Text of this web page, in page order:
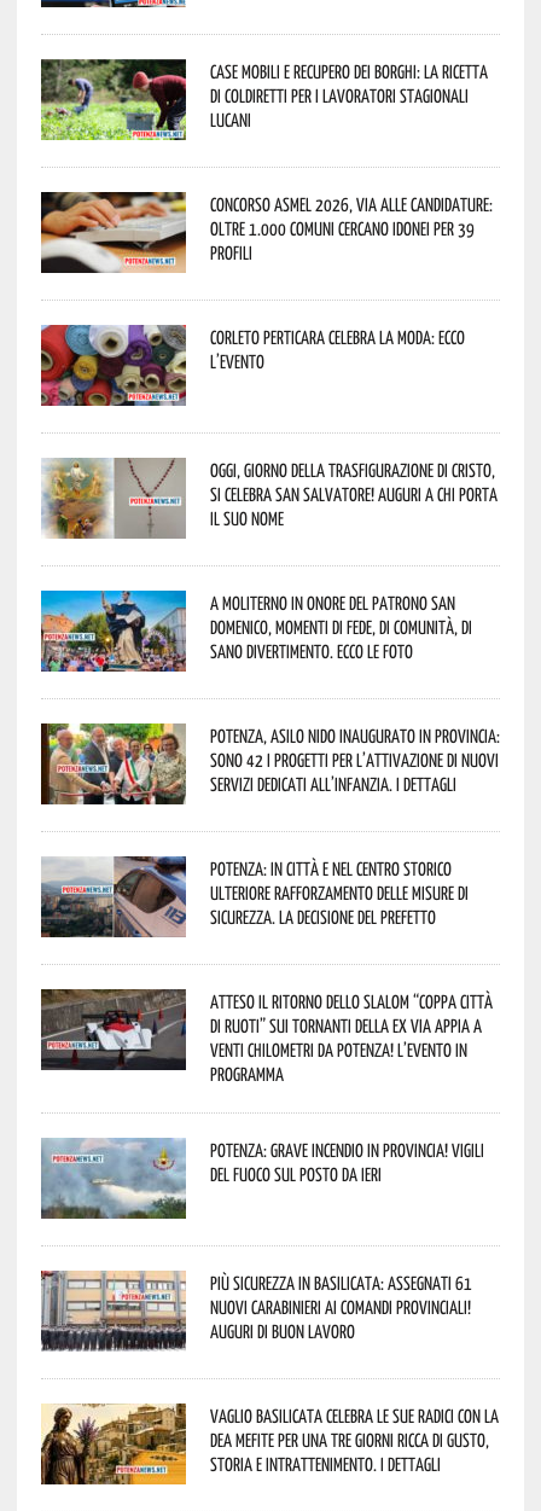
Case mobili e recupero dei borghi: la ricetta
di Coldiretti per i lavoratori stagionali
lucani
Concorso Asmel 2026, via alle candidature:
oltre 1.000 Comuni cercano idonei per 39
profili
Corleto Perticara celebra la moda: ecco
l’evento
Oggi, giorno della Trasfigurazione di Cristo,
si celebra San Salvatore! Auguri a chi porta
il suo nome
A Moliterno in onore del Patrono San
Domenico, momenti di fede, di comunità, di
sano divertimento. Ecco le foto
Potenza, asilo nido inaugurato in provincia:
sono 42 i progetti per l’attivazione di nuovi
servizi dedicati all’infanzia. I dettagli
Potenza: in città e nel centro storico
ulteriore rafforzamento delle misure di
sicurezza. La decisione del Prefetto
Atteso il ritorno dello slalom “Coppa Città
di Ruoti” sui tornanti della ex via Appia a
venti chilometri da Potenza! L’evento in
programma
Potenza: grave incendio in Provincia! Vigili
del fuoco sul posto da ieri
Più sicurezza in Basilicata: assegnati 61
nuovi Carabinieri ai Comandi provinciali!
Auguri di buon lavoro
Vaglio Basilicata celebra le sue radici con la
Dea Mefite per una tre giorni ricca di gusto,
storia e intrattenimento. I dettagli